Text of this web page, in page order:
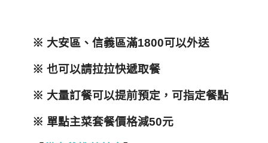
※ 大安區、信義區滿1800可以外送
※ 也可以請拉拉快遞取餐
※ 大量訂餐可以提前預定，可指定餐點
※ 單點主菜套餐價格減50元